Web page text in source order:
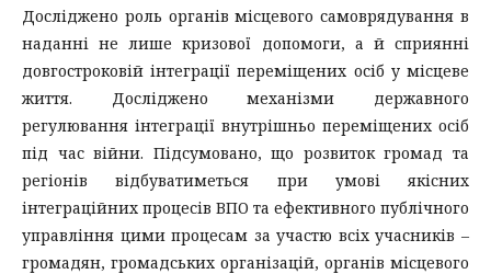
Досліджено роль органів місцевого самоврядування в
наданні не лише кризової допомоги, а й сприянні
довгостроковій інтеграції переміщених осіб у місцеве
життя. Досліджено механізми державного
регулювання інтеграції внутрішньо переміщених осіб
під час війни. Підсумовано, що розвиток громад та
регіонів відбуватиметься при умові якісних
інтеграційних процесів ВПО та ефективного публічного
управління цими процесам за участю всіх учасників –
громадян, громадських організацій, органів місцевого